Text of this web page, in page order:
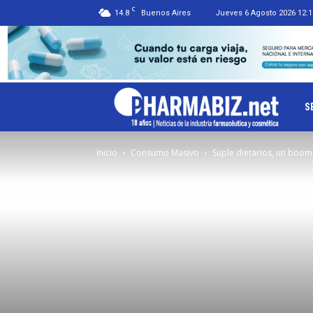
14.8 C Buenos Aires Jueves 6 Agosto 2026
Inicio Consumo Masivo Suple dietarios, un boom